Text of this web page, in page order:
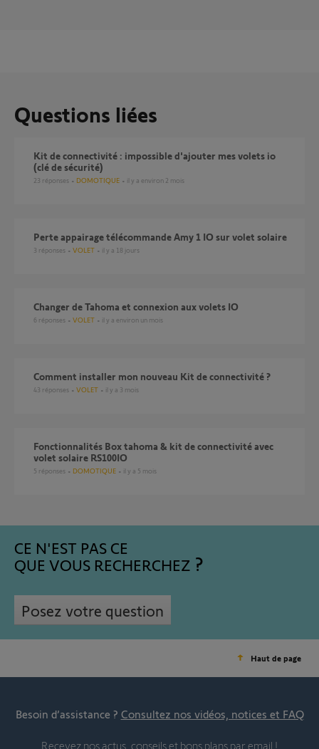
Questions liées
Kit de connectivité : impossible d'ajouter mes volets io
(clé de sécurité)
23 réponses DOMOTIQUE il y a environ 2 mois
Perte appairage télécommande Amy 1 IO sur volet solaire
3 réponses VOLET il y a 18 jours
Changer de Tahoma et connexion aux volets IO
6 réponses VOLET il y a environ un mois
Comment installer mon nouveau Kit de connectivité ?
43 réponses VOLET il y a 3 mois
Fonctionnalités Box tahoma & kit de connectivité avec
volet solaire RS100IO
5 réponses DOMOTIQUE il y a 5 mois
CE N'EST PAS CE
QUE VOUS RECHERCHEZ
Posez votre question
Haut de page
Besoin d’assistance ? Consultez nos vidéos, notices et FAQ
Recevez nos actus, conseils et bons plans par email !